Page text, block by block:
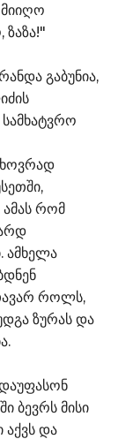
მიიღო
გაბუნია,
ამას რომ
ამხელა
როლს,
ზურას და
დაუფასონ
ბევრს მისი
აქვს და